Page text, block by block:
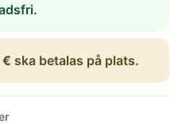
ska betalas på plats.